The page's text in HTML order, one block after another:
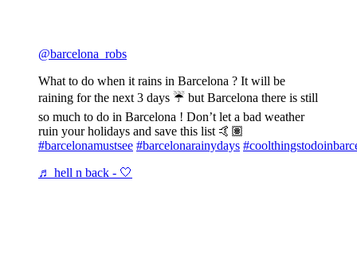
@barcelona_robs
What to do when it rains in Barcelona ? It will be
raining for the next 3 days ☔️ but Barcelona there is still
so much to do in Barcelona ! Don’t let a bad weather
ruin your holidays and save this list 🤙🏽
#barcelonamustsee #barcelonarainydays
♬ hell n back - 🤍